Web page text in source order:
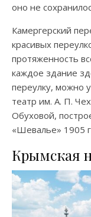
оно не
Камергерский
красивых
протяженность
каждое здание
переулку, можно
театр им. А. П.
Обуховой,
«Шевалье» 1905
Крымская